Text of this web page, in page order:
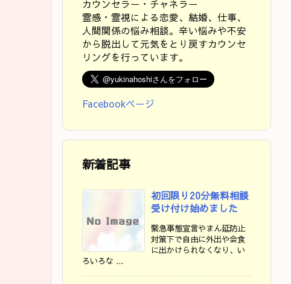
カウンセラー・チャネラー
霊感・霊視による恋愛、結婚、仕事、
人間関係の悩み相談。辛い悩みや不安
から脱出して元気をとり戻すカウンセ
リングを行っています。
Facebookページ
新着記事
初回限り20分無料相談
受け付け始めました
緊急事態宣言やまん延防止
対策下で自由に外出や会食
に出かけられなくなり、い
ろいろな ...